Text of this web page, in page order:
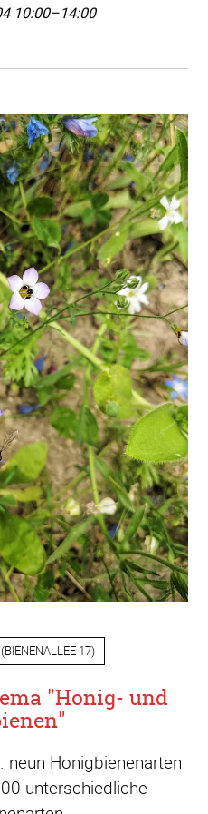
10:00–14:00
(BIENENALLEE 17)
"Honig- und
Honigbienenarten
unterschiedliche